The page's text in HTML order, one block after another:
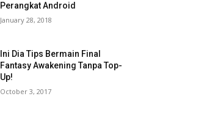
Perangkat Android
January 28, 2018
Ini Dia Tips Bermain Final
Fantasy Awakening Tanpa Top-
Up!
October 3, 2017